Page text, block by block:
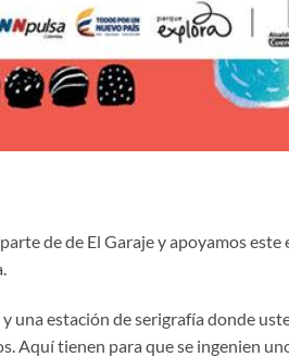
de de El Garaje y apoyamos este
una estación de serigrafía donde
Aquí tienen para que se ingenien